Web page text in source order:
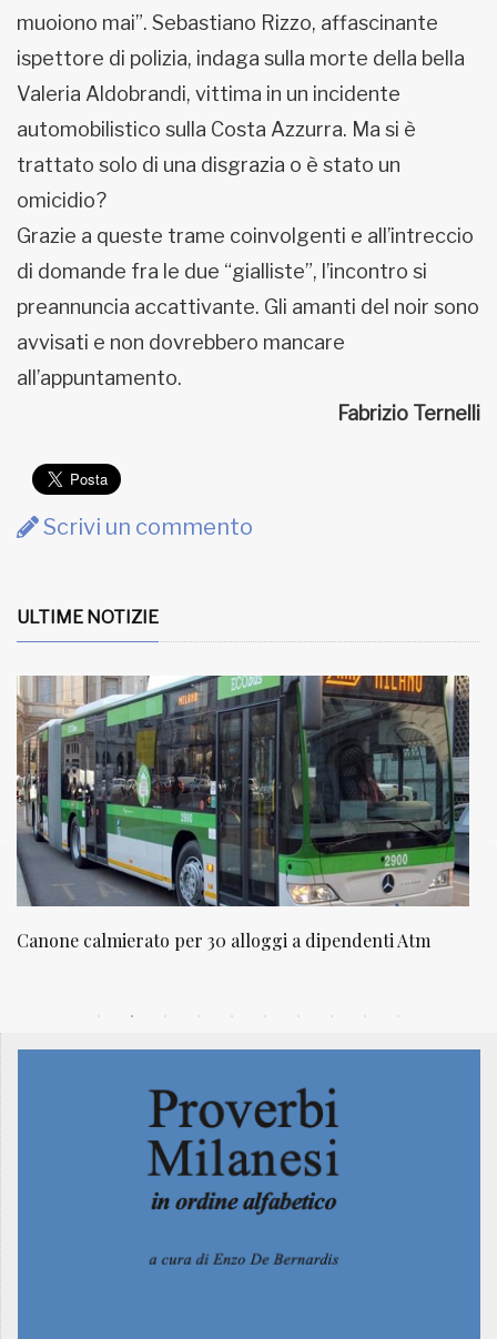
muoiono mai”. Sebastiano Rizzo, affascinante
ispettore di polizia, indaga sulla morte della bella
Valeria Aldobrandi, vittima in un incidente
automobilistico sulla Costa Azzurra. Ma si è
trattato solo di una disgrazia o è stato un
omicidio?
Grazie a queste trame coinvolgenti e all’intreccio
di domande fra le due “gialliste”, l’incontro si
preannuncia accattivante. Gli amanti del noir sono
avvisati e non dovrebbero mancare
all’appuntamento.
Fabrizio Ternelli
Scrivi un commento
ULTIME NOTIZIE
NATUROPATIA IN BREVE 20/01